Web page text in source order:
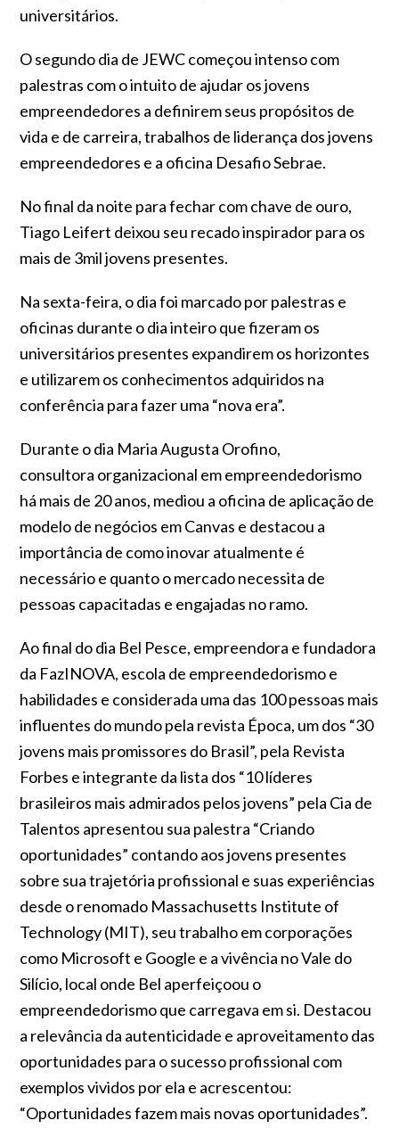
universitários.
O segundo dia de JEWC começou intenso com
palestras com o intuito de ajudar os jovens
empreendedores a definirem seus propósitos de
vida e de carreira, trabalhos de liderança dos jovens
empreendedores e a oficina Desafio Sebrae.
No final da noite para fechar com chave de ouro,
Tiago Leifert deixou seu recado inspirador para os
mais de 3mil jovens presentes.
Na sexta-feira, o dia foi marcado por palestras e
oficinas durante o dia inteiro que fizeram os
universitários presentes expandirem os horizontes
e utilizarem os conhecimentos adquiridos na
conferência para fazer uma “nova era”.
Durante o dia Maria Augusta Orofino,
consultora organizacional em empreendedorismo
há mais de 20 anos, mediou a oficina de aplicação de
modelo de negócios em Canvas e destacou a
importância de como inovar atualmente é
necessário e quanto o mercado necessita de
pessoas capacitadas e engajadas no ramo.
Ao final do dia Bel Pesce, empreendora e fundadora
da FazINOVA, escola de empreendedorismo e
habilidades e considerada uma das 100 pessoas mais
influentes do mundo pela revista Época, um dos “30
jovens mais promissores do Brasil”, pela Revista
Forbes e integrante da lista dos “10 líderes
brasileiros mais admirados pelos jovens” pela Cia de
Talentos apresentou sua palestra “Criando
oportunidades” contando aos jovens presentes
sobre sua trajetória profissional e suas experiências
desde o renomado Massachusetts Institute of
Technology (MIT), seu trabalho em corporações
como Microsoft e Google e a vivência no Vale do
Silício, local onde Bel aperfeiçoou o
empreendedorismo que carregava em si. Destacou
a relevância da autenticidade e aproveitamento das
oportunidades para o sucesso profissional com
exemplos vividos por ela e acrescentou:
“Oportunidades fazem mais novas oportunidades”.